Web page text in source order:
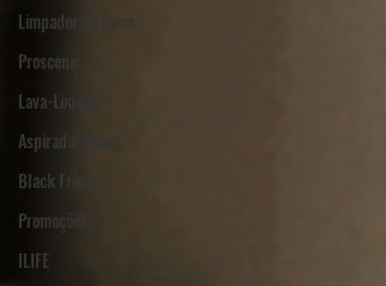
Limpador de Pisos
Proscenic
Lava-Louças
Aspirador Nasal
Black Friday
Promoções
ILIFE